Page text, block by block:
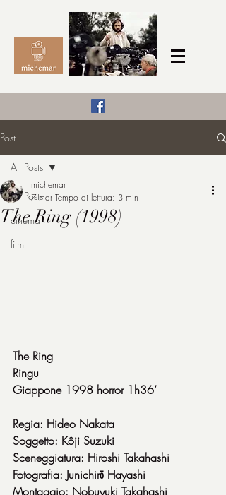
michemar
Post
All Posts
cinema
film
All Posts
The Ring (1998)
michemar
7 mar Tempo di lettura: 3 min
The Ring
Ringu
Giappone 1998 horror 1h36’
Regia: Hideo Nakata
Soggetto: Kôji Suzuki
Sceneggiatura: Hiroshi Takahashi
Fotografia: Junichirō Hayashi
Montaggio: Nobuyuki Takahashi